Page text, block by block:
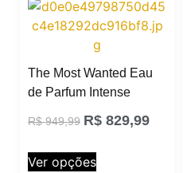
The Most Wanted Eau
de Parfum Intense
R$949,99 R$ 829,99
Ver opções